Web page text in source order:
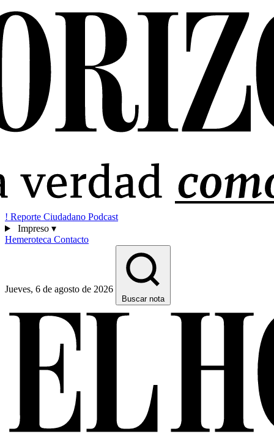
! Reporte Ciudadano Podcast
Impreso ▾
Hemeroteca Contacto
Jueves, 6 de agosto de 2026
Buscar nota